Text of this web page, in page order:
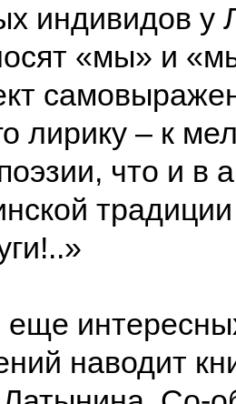
индивидов у
«мы» и
лирику – к
что и в
еще
наводит